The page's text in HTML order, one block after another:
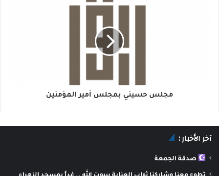
مجلس حسيني بمجلس أمير المؤمنين
آخر الأخبار :
صدقة الجمعة